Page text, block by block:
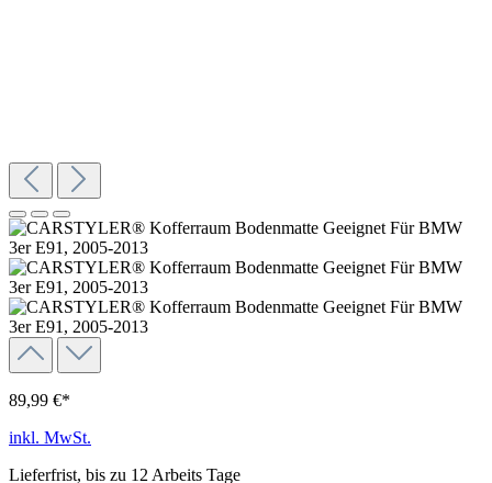
89,99 €*
inkl. MwSt.
Lieferfrist, bis zu 12 Arbeits Tage